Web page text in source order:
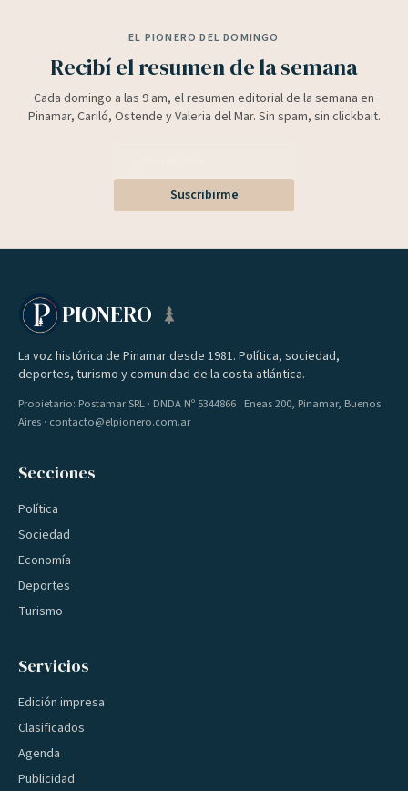
EL PIONERO DEL DOMINGO
Recibí el resumen de la semana
Cada domingo a las 9 am, el resumen editorial de la semana en
Pinamar, Cariló, Ostende y Valeria del Mar. Sin spam, sin clickbait.
Suscribirme
PIONERO
La voz histórica de Pinamar desde 1981. Política, sociedad,
deportes, turismo y comunidad de la costa atlántica.
Propietario: Postamar SRL · DNDA Nº 5344866 · Eneas 200, Pinamar, Buenos
Aires · contacto@elpionero.com.ar
Secciones
Política
Sociedad
Economía
Deportes
Turismo
Servicios
Edición impresa
Clasificados
Agenda
Publicidad